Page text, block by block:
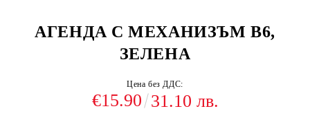
АГЕНДА С МЕХАНИЗЪМ В6,
ЗЕЛЕНА
Цена без ДДС:
€15.90 31.10 лв.